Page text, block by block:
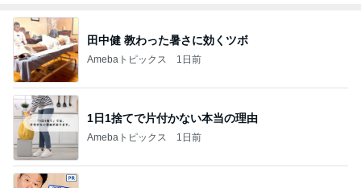
田中健 教わった暑さに効くツボ
Amebaトピックス 1日前
1日1捨てで片付かない本当の理由
Amebaトピックス 1日前